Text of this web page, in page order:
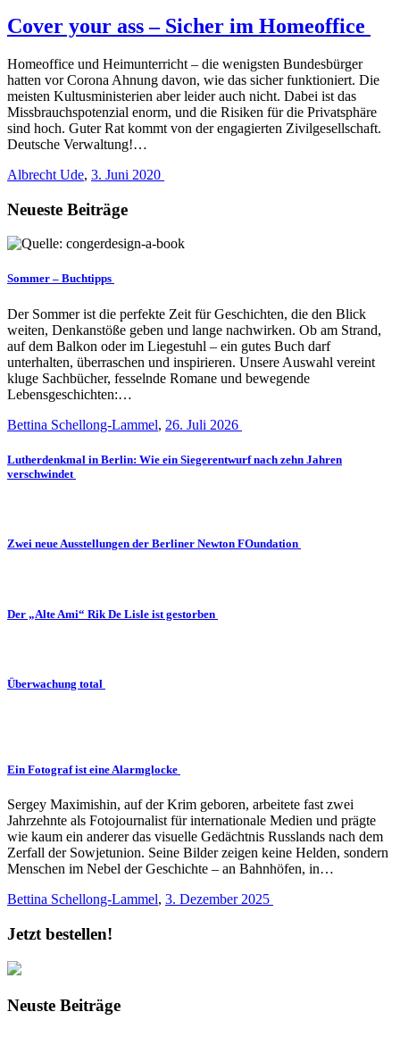
Cover your ass – Sicher im Homeoffice
Homeoffice und Heimunterricht – die wenigsten Bundesbürger
hatten vor Corona Ahnung davon, wie das sicher funktioniert. Die
meisten Kultusministerien aber leider auch nicht. ­Dabei ist das
Missbrauchspotenzial enorm, und die Risiken für die Privatsphäre
sind hoch. Guter Rat kommt von der engagierten Zivilgesellschaft.
Deutsche Verwaltung!…
Albrecht Ude, 3. Juni 2020
Neueste Beiträge
Sommer – Buchtipps
Der Sommer ist die perfekte Zeit für Geschichten, die den Blick
weiten, Denkanstöße geben und lange nachwirken. Ob am Strand,
auf dem Balkon oder im Liegestuhl – ein gutes Buch darf
unterhalten, überraschen und inspirieren. Unsere Auswahl vereint
kluge Sachbücher, fesselnde Romane und bewegende
Lebensgeschichten:…
Bettina Schellong-Lammel, 26. Juli 2026
Lutherdenkmal in Berlin: Wie ein Siegerentwurf nach zehn Jahren
verschwindet
Zwei neue Ausstellungen der Berliner Newton FOundation
Der „Alte Ami“ Rik De Lisle ist gestorben
Überwachung total
Ein Fotograf ist eine Alarmglocke
Sergey Maximishin, auf der Krim geboren, arbeitete fast zwei
Jahrzehnte als Fotojournalist für internationale Medien und prägte
wie kaum ein anderer das visuelle Gedächtnis Russlands nach dem
Zerfall der Sowjetunion. Seine Bilder zeigen keine Helden, sondern
Menschen im Nebel der Geschichte – an Bahnhöfen, in…
Bettina Schellong-Lammel, 3. Dezember 2025
Jetzt bestellen!
Neuste Beiträge